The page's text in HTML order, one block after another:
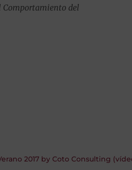
Comportamiento del
2017 by Coto Consulting